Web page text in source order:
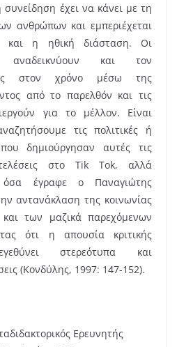
συνείδηση έχει να κάνει με τη
ανθρώπων και εμπεριέχεται
και η ηθική διάσταση. Οι
αναδεικνύουν και τον
στον χρόνο μέσω της
από το παρελθόν και τις
για το μέλλον. Είναι
τις πολιτικές ή
δημιούργησαν αυτές τις
στο Tik Tok, αλλά
όσα έγραφε ο Παναγιώτης
αντανάκλαση της κοινωνίας
των μαζικά παρεχόμενων
ότι η απουσία κριτικής
στερεότυπα και
(Κονδύλης, 1997: 147-152).
Ερευνητής